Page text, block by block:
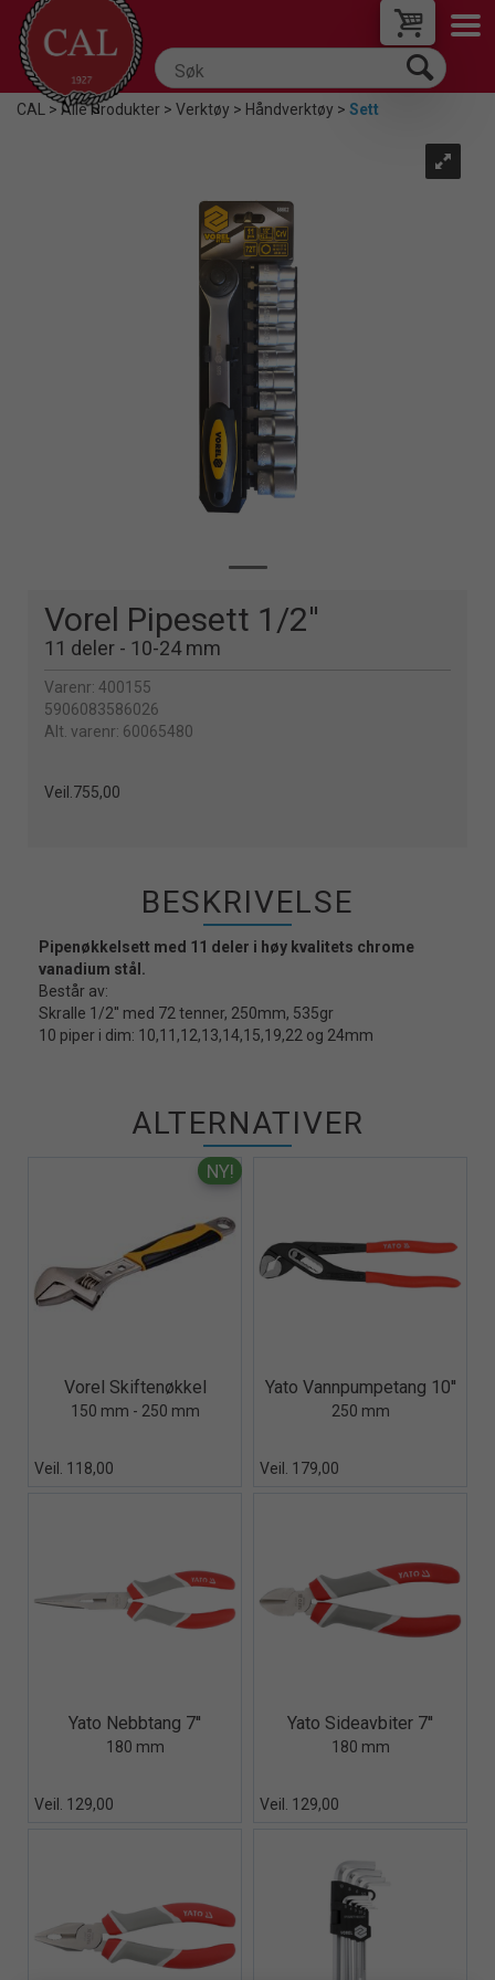
CAL >Alle Produkter>Verktøy>Håndverktøy>Sett
Vorel Pipesett 1/2''
11 deler - 10-24 mm
Varenr: 400155
5906083586026
Alt. varenr: 60065480
Veil. 755,00
BESKRIVELSE
Pipenøkkelsett med 11 deler i høy kvalitets chrome
vanadium stål.
Består av:
Skralle 1/2'' med 72 tenner, 250mm, 535gr
10 piper i dim: 10,11,12,13,14,15,19,22 og 24mm
ALTERNATIVER
Quick View+
Vorel Skiftenøkkel
150 mm - 250 mm
Veil. 118,00
Quick View+
Yato Vannpumpetang 10''
250 mm
Veil. 179,00
Quick View+
Yato Nebbtang 7''
180 mm
Veil. 129,00
Quick View+
Yato Sideavbiter 7''
180 mm
Veil. 129,00